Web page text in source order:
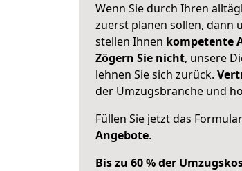
Wenn Sie durch Ihren
zuerst planen sollen, dann
stellen Ihnen kompetente
Zögern Sie nicht, unsere
lehnen Sie sich zurück.
der Umzugsbranche und
Füllen Sie jetzt das
Angebote.
Bis zu 60 % der